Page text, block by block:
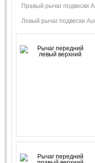
Правый рычаг подвески
Левый рычаг подвески